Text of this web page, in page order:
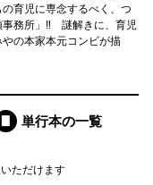
育児に専念するべく、つ
事務所」‼︎ 謎解きに、育児
の本家本元コンビが描
単行本の一覧
ただけます